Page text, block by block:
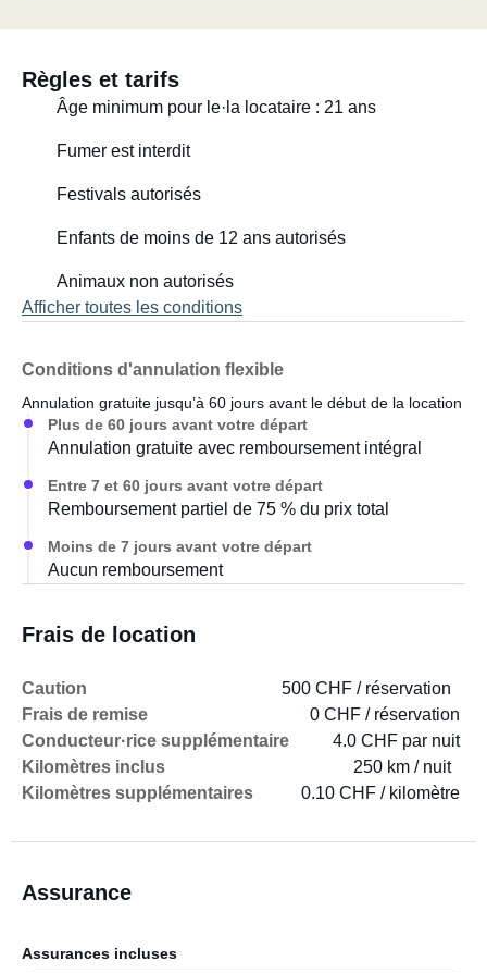
glacière, éclairage, ports USB, musique, panneau solaire
230 V et bien plus encore. Ce van est petit, mais offre tout
le confort nécessaire. Nous avons nous-mêmes passé
des amis… Si vous recherchez une alternative au
si vous appréciez tout simplement le travail artisanal, les
matériaux naturels et le souci du détail, ce van est le
logement temporaire idéal.
Bons préparatifs de vacances !
Cordialement,
Stephan
Règles et tarifs
Âge minimum pour le·la locataire : 21 ans
Fumer est interdit
Festivals autorisés
Enfants de moins de 12 ans autorisés
Animaux non autorisés
Afficher toutes les conditions
Conditions d'annulation flexible
Annulation gratuite jusqu’à 60 jours avant le début de la location
Plus de 60 jours avant votre départ
Annulation gratuite avec remboursement intégral
Entre 7 et 60 jours avant votre départ
Remboursement partiel de 75 % du prix total
Moins de 7 jours avant votre départ
Aucun remboursement
Frais de location
Caution
500 CHF / réservation
Frais de remise
0 CHF / réservation
Conducteur·rice supplémentaire
4.0 CHF par nuit
Kilomètres inclus
250 km / nuit
Kilomètres supplémentaires
0.10 CHF / kilomètre
Assurance
Assurances incluses